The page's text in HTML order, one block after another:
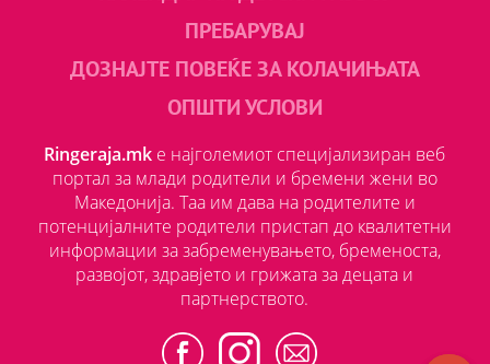
ПРЕБАРУВАЈ
ДОЗНАЈТЕ ПОВЕЌЕ ЗА КОЛАЧИЊАТА
ОПШТИ УСЛОВИ
Ringeraja.mk е најголемиот специјализиран веб
портал за млади родители и бремени жени во
Македонија. Таа им дава на родителите и
потенцијалните родители пристап до квалитетни
информации за забременувањето, бременоста,
развојот, здравјето и грижата за децата и
партнерството.